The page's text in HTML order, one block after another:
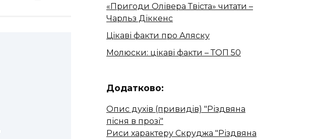
«Пригоди Олівера Твіста» читати –
Чарльз Діккенс
Цікаві факти про Аляску
Молюски: цікаві факти – ТОП 50
Додатково:
Опис духів (привидів) "Різдвяна
пісня в прозі"
Риси характеру Скруджа "Різдвяна